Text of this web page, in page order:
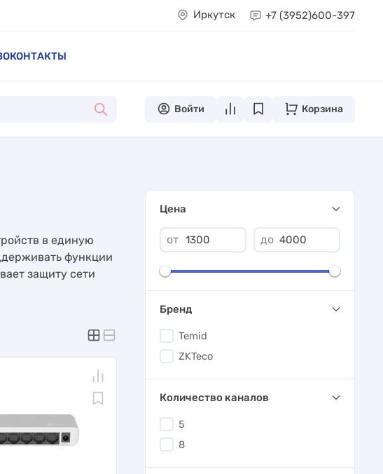
Иркутск +7 (3952)600-397
КОНТАКТЫ
Войти Корзина
в единую
функции
защиту сети
Цена
от до
Бренд
Temid
ZKTeco
Количество каналов
5
8